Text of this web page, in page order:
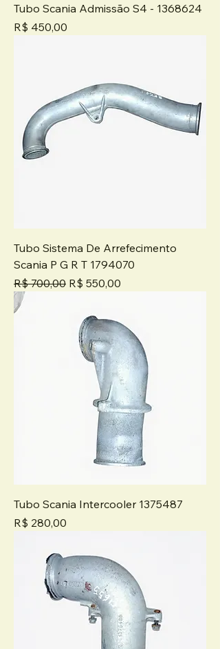
Tubo Scania Admissão S4 - 1368624
Preço
R$ 450,00
Tubo Sistema De Arrefecimento
Scania P G R T 1794070
Preço normal
R$ 700,00 Preço promocional
R$ 550,00
Tubo Scania Intercooler 1375487
Preço
R$ 280,00